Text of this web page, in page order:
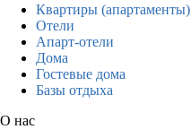
Квартиры (апартаменты)
Отели
Апарт-отели
Дома
Гостевые дома
Базы отдыха
О нас